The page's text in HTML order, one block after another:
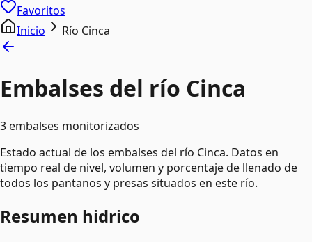
Favoritos
Inicio
Río Cinca
Embalses del río Cinca
3 embalses monitorizados
Estado actual de los embalses del río Cinca. Datos en
tiempo real de nivel, volumen y porcentaje de llenado de
todos los pantanos y presas situados en este río.
Resumen hidrico